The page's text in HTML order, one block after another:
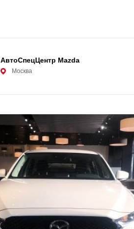
АвтоСпецЦентр Mazda
Москва